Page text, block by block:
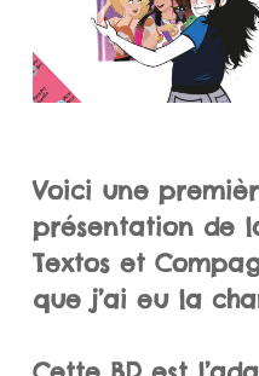
Voici une
présentation de
Textos et
que j’ai eu la